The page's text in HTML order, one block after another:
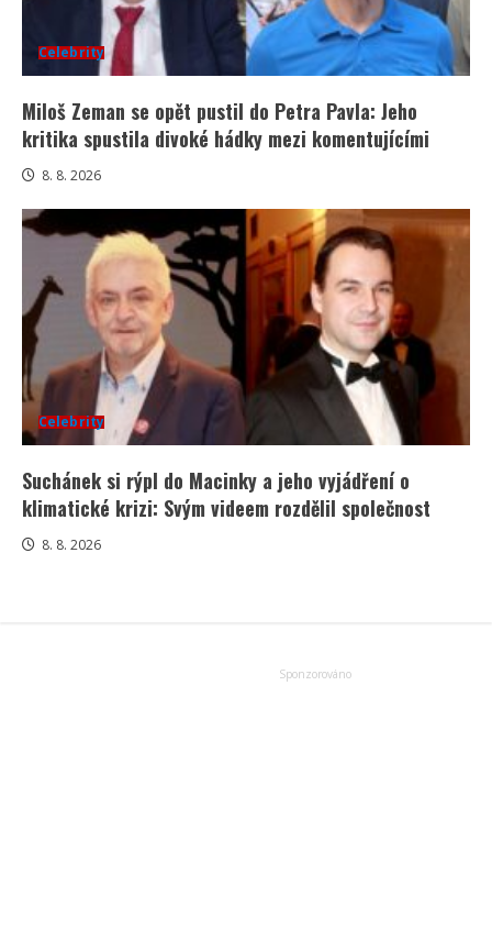
Celebrity
Miloš Zeman se opět pustil do Petra Pavla: Jeho
kritika spustila divoké hádky mezi komentujícími
8. 8. 2026
Celebrity
Suchánek si rýpl do Macinky a jeho vyjádření o
klimatické krizi: Svým videem rozdělil společnost
8. 8. 2026